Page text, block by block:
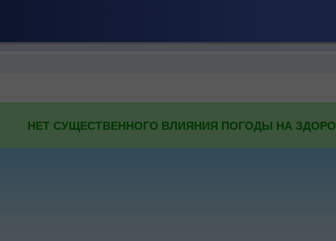
НЕТ СУЩЕСТВЕННОГО ВЛИЯНИЯ ПОГОДЫ НА